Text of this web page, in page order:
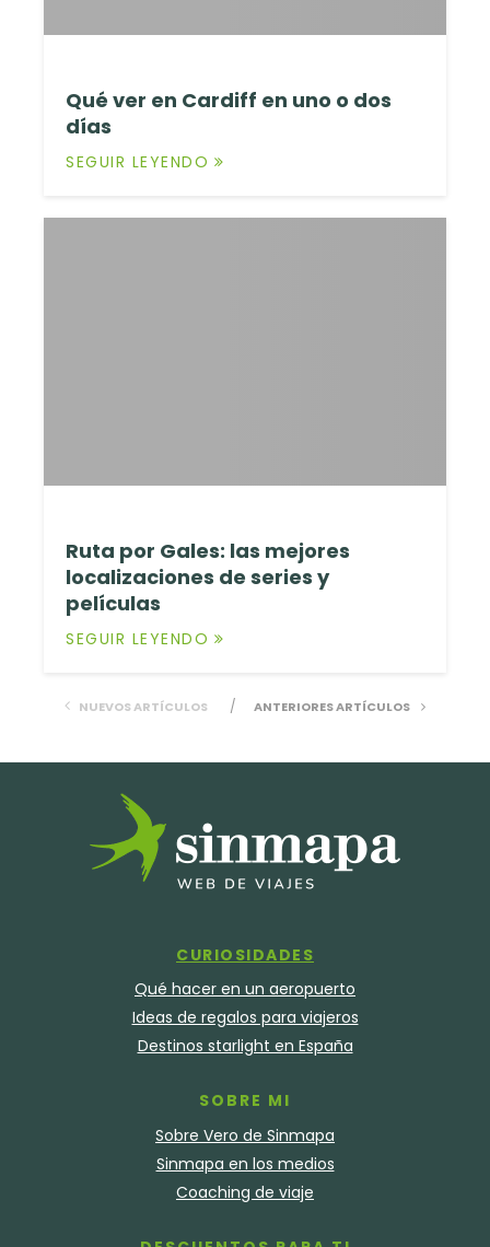
Qué ver en Cardiff en uno o dos
días
SEGUIR LEYENDO
Ruta por Gales: las mejores
localizaciones de series y
películas
SEGUIR LEYENDO
NUEVOS ARTÍCULOS ANTERIORES ARTÍCULOS
CURIOSIDADES
Qué hacer en un aeropuerto
Ideas de regalos para viajeros
Destinos starlight en España
SOBRE MI
Sobre Vero de Sinmapa
Sinmapa en los medios
Coaching de viaje